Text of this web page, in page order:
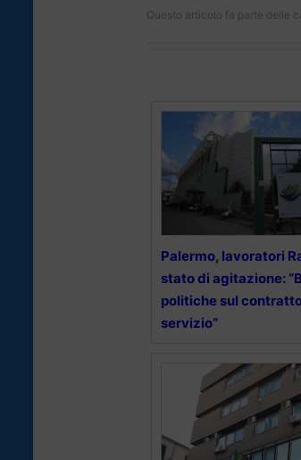
Questo articolo fa parte delle
Palermo, lavoratori
stato di agitazione:
politiche sul
servizio”